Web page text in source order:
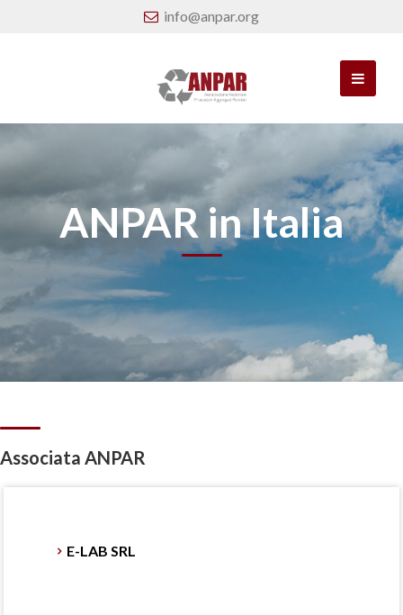
info@anpar.org
ANPAR in Italia
Associata ANPAR
E-LAB SRL